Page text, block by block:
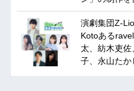
演劇集団Z-
Kotoある
太、紡木吏
子、永山た